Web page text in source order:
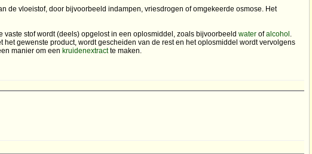
de vloeistof, door bijvoorbeeld indampen, vriesdrogen of omgekeerde osmose. Het
stof wordt (deels) opgelost in een oplosmiddel, zoals bijvoorbeeld water ofalcohol .
gewenste product, wordt gescheiden van de rest en het oplosmiddel wordt vervolgens
manier om een kruidenextractte maken.